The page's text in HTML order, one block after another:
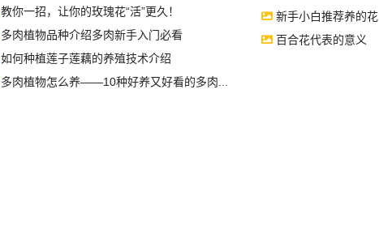
教你一招，让你的玫瑰花“活”更久！
多肉植物品种介绍多肉新手入门必看
如何种植莲子莲藕的养殖技术介绍
多肉植物怎么养——10种好养又好看的多肉...
新手小白推荐养的花
百合花代表的意义